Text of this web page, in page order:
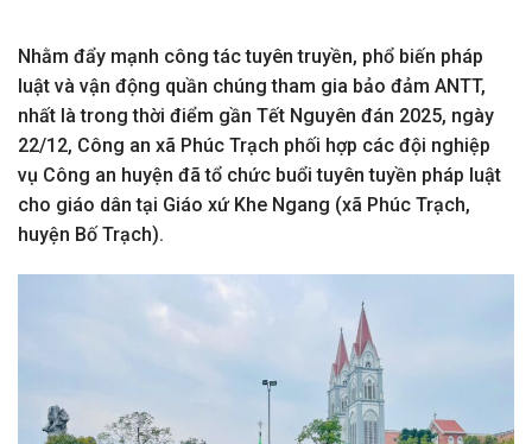
Nhằm đẩy mạnh công tác tuyên truyền, phổ biến pháp
luật và vận động quần chúng tham gia bảo đảm ANTT,
nhất là trong thời điểm gần Tết Nguyên đán 2025, ngày
22/12, Công an xã Phúc Trạch phối hợp các đội nghiệp
vụ Công an huyện đã tổ chức buổi tuyên tuyền pháp luật
cho giáo dân tại Giáo xứ Khe Ngang (xã Phúc Trạch,
huyện Bố Trạch).